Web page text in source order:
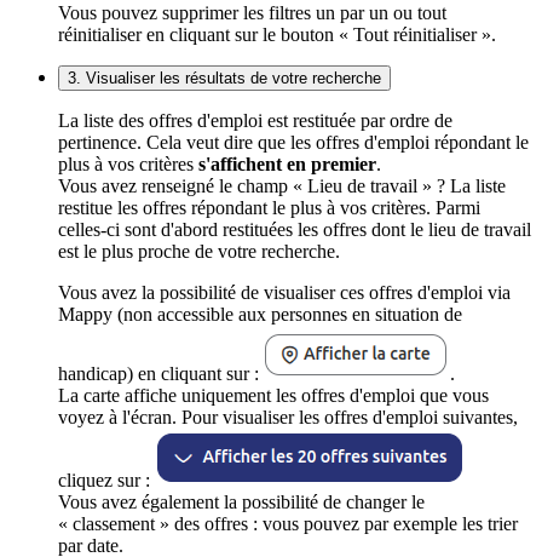
Vous pouvez supprimer les filtres un par un ou tout
réinitialiser en cliquant sur le bouton « Tout réinitialiser ».
3. Visualiser les résultats de votre recherche
La liste des offres d'emploi est restituée par ordre de
pertinence. Cela veut dire que les offres d'emploi répondant le
plus à vos critères s'affichent en premier.
Vous avez renseigné le champ « Lieu de travail » ? La liste
restitue les offres répondant le plus à vos critères. Parmi
celles-ci sont d'abord restituées les offres dont le lieu de travail
est le plus proche de votre recherche.
Vous avez la possibilité de visualiser ces offres d'emploi via
Mappy (non accessible aux personnes en situation de
handicap) en cliquant sur :
.
La carte affiche uniquement les offres d'emploi que vous
voyez à l'écran. Pour visualiser les offres d'emploi suivantes,
cliquez sur :
Vous avez également la possibilité de changer le
« classement » des offres : vous pouvez par exemple les trier
par date.